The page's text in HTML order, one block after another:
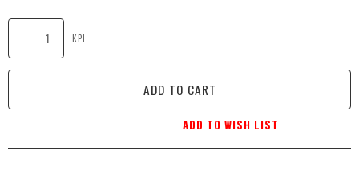
KPL.
ADD TO CART
ADD TO WISH LIST